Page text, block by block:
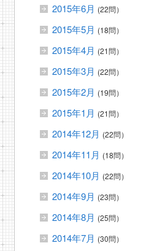
2015年6月 (22問）
2015年5月 (18問）
2015年4月 (21問）
2015年3月 (22問）
2015年2月 (19問）
2015年1月 (21問）
2014年12月 (22問）
2014年11月 (18問）
2014年10月 (22問）
2014年9月 (23問）
2014年8月 (25問）
2014年7月 (30問）